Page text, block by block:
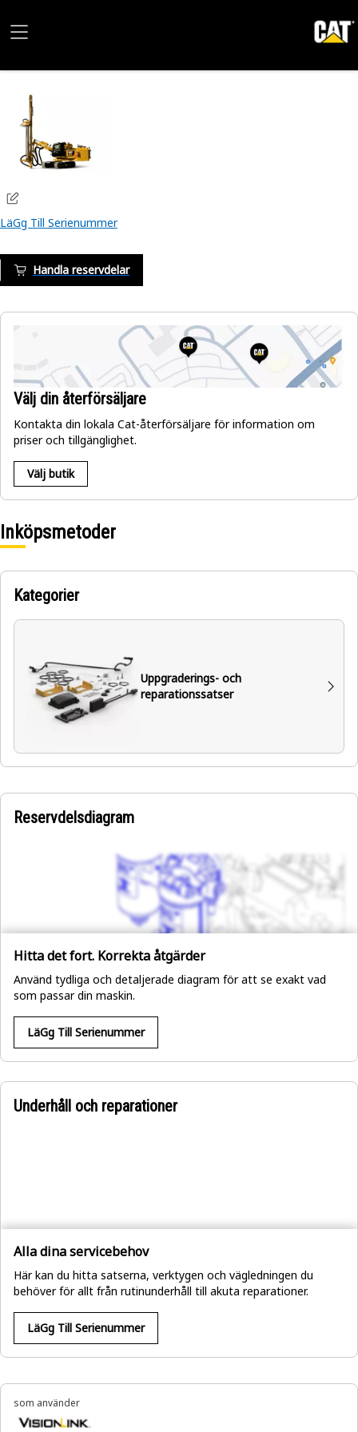
LäGg Till Serienummer
Handla reservdelar
Välj din återförsäljare
Kontakta din lokala Cat-återförsäljare för information om
priser och tillgänglighet.
Välj butik
Inköpsmetoder
Kategorier
Uppgraderings- och
reparationssatser
Reservdelsdiagram
Hitta det fort. Korrekta åtgärder
Använd tydliga och detaljerade diagram för att se exakt vad
som passar din maskin.
LäGg Till Serienummer
Underhåll och reparationer
Alla dina servicebehov
Här kan du hitta satserna, verktygen och vägledningen du
behöver för allt från rutinunderhåll till akuta reparationer.
LäGg Till Serienummer
som använder